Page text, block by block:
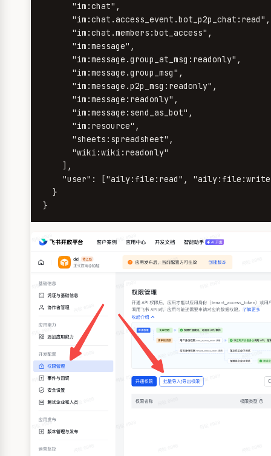
      "im:chat",
      "im:chat.access_event.bot_p2p_chat:read",
      "im:chat.members:bot_access",
      "im:message",
      "im:message.group_at_msg:readonly",
      "im:message.group_msg",
      "im:message.p2p_msg:readonly",
      "im:message:readonly",
      "im:message:send_as_bot",
      "im:resource",
      "sheets:spreadsheet",
      "wiki:wiki:readonly"
    ],
"user": ["aily:file:read",
  }
}